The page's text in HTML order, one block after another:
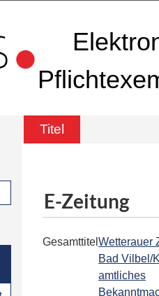
Titel
E-Zeitung
Gesamttitel Wetterauer
Bad Vilbel/
amtliches